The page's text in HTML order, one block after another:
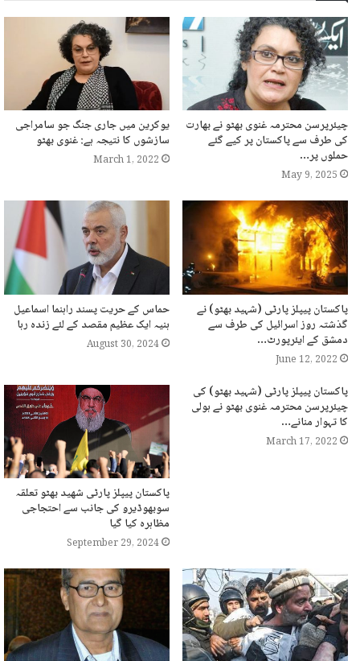
چیئرپرسن محترمہ غنوی بھٹو نے بھارت
کی طرف سے پاکستان پر کیے گئے
حملوں پر…
May 9, 2025
یوکرین میں جاری جنگ جو سامراجی
سازشوں کا نتیجہ ہے: غنوی بھٹو
March 1, 2022
پاکستان پیپلز پارٹی (شہید بھٹو) نے
گذشتہ روز اسرائیل کی طرف سے
دمشق کے ایئرپورٹ…
June 12, 2022
حماس کے حریت پسند راہنما اسماعیل
ہنیہ ایک عظیم مقصد کے لئے زندہ رہا
August 30, 2024
پاکستان پیپلز پارٹی (شہید بھٹو) کی
چیئرپرسن محترمہ غنوی بھٹو نے ہولی
کا تہوار منانے…
March 17, 2022
پاکستان پیپلز پارٹی شھید بھٹو تعلقہ
سوبھوڈیرو کی جانب سے احتجاجی
مظاہرہ کیا گیا
September 29, 2024